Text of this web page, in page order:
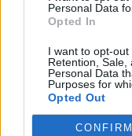
Personal Data
Opted In
I want to opt-out
Retention, Sale,
Personal Data
Purposes for
Opted Out
CONFIRM